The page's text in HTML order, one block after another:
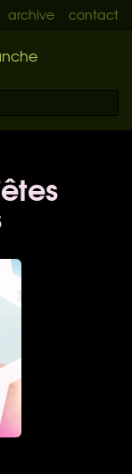
archive contact